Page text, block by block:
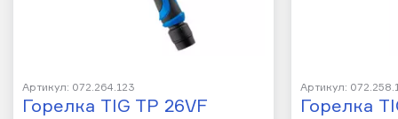
Артикул: 072.264.123
Горелка TIG TP 26VF
Артикул:
Горелка